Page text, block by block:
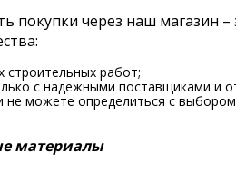
покупки через наш магазин
работ;
с надежными поставщиками и
можете определиться с
материалы